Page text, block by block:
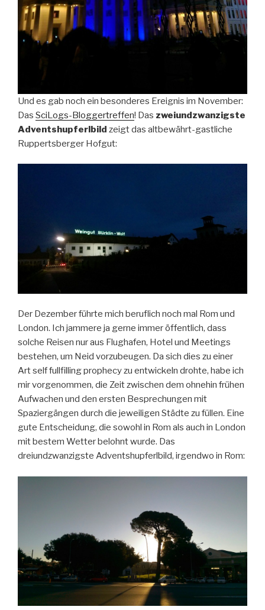
Und es gab noch ein besonderes Ereignis im November:
Das SciLogs-Bloggertreffen! Das zweiundzwanzigste
Adventshupferlbild zeigt das altbewährt-gastliche
Ruppertsberger Hofgut:
Der Dezember führte mich beruflich noch mal Rom und
London. Ich jammere ja gerne immer öffentlich, dass
solche Reisen nur aus Flughafen, Hotel und Meetings
bestehen, um Neid vorzubeugen. Da sich dies zu einer
Art self fullfilling prophecy zu entwickeln drohte, habe ich
mir vorgenommen, die Zeit zwischen dem ohnehin frühen
Aufwachen und den ersten Besprechungen mit
Spaziergängen durch die jeweiligen Städte zu füllen. Eine
gute Entscheidung, die sowohl in Rom als auch in London
mit bestem Wetter belohnt wurde. Das
dreiundzwanzigste Adventshupferlbild, irgendwo in Rom: